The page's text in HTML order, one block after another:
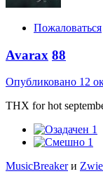
Пожаловаться
Avarax 88
Опубликовано 12
THX for hot
1
1
MusicBreakerи